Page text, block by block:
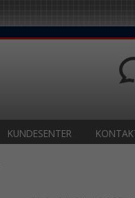
KUNDESENTER